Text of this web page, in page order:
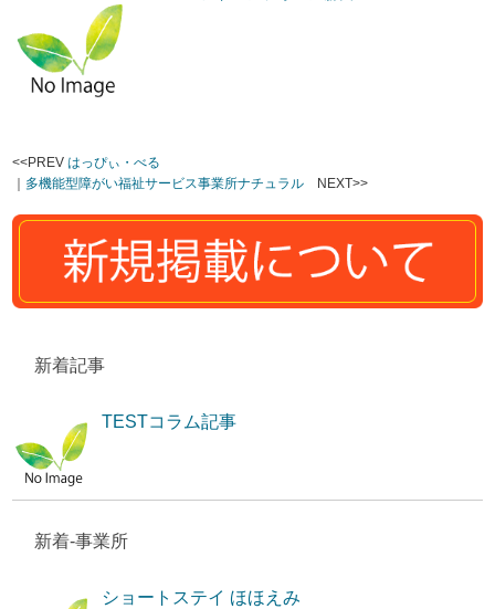
<<PREVはっぴぃ・べる
｜ 多機能型障がい福祉サービス事業所ナチュラル NEXT>>
新着記事
TESTコラム記事
新着-事業所
ショートステイ ほほえみ